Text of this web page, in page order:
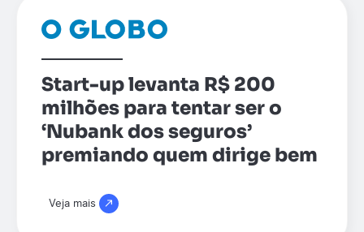
Start-up levanta R$ 200
milhões para tentar ser o
‘Nubank dos seguros’
premiando quem dirige bem
Veja mais